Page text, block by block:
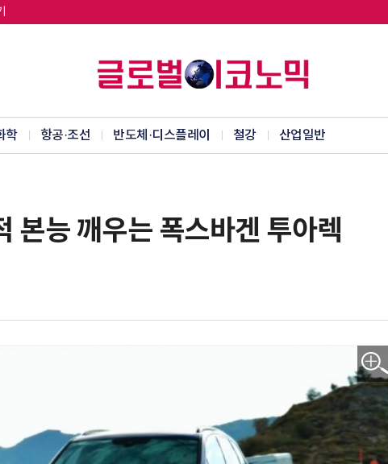
학 항공·조선 반도체·디스플레이 철강 산업일반
본능 깨우는 폭스바겐 투아렉